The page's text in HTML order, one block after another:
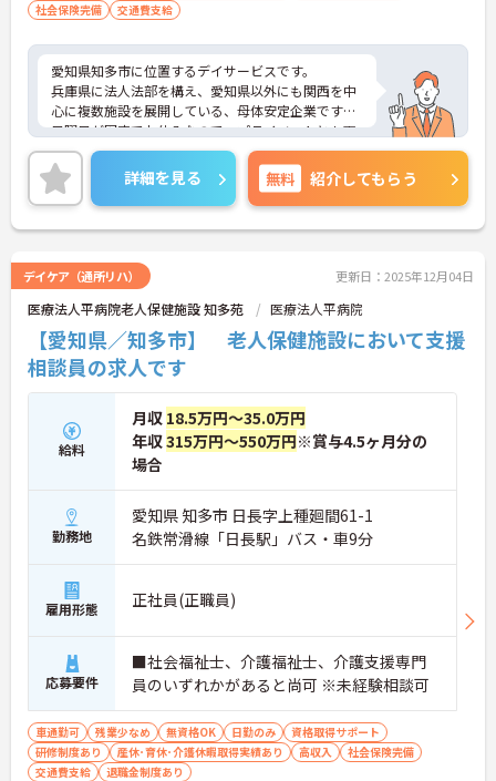
社会保険完備
交通費支給
愛知県知多市に位置するデイサービスです。
兵庫県に法人法部を構え、愛知県以外にも関西を中
心に複数施設を展開している、母体安定企業です。
日曜日が固定でお休みなので、プライベートとも両
立いながら勤務することが可能です。
ご興味をお持ちの方には詳細の情報や面接のポイン
トをお伝えしますのでお気軽にお問い合わせくださ
いませ。
詳細を見る 無料 紹介してもらう
デイケア（通所リハ） 更新日：2025年12月04日
医療法人平病院老人保健施設 知多苑 医療法人平病院
【愛知県／知多市】 老人保健施設において支援
相談員の求人です
給料
月収 18.5万円～35.0万円
年収315万円～550万円※賞与4.5ヶ月分の
場合
勤務地
愛知県 知多市 日長字上種廻間61-1
名鉄常滑線「日長駅」バス・車9分
雇用形態 正社員(正職員)
応募要件
■社会福祉士、介護福祉士、介護支援専門
員のいずれかがあると尚可 ※未経験相談可
車通勤可 残業少なめ 無資格OK 日勤のみ
資格取得サポート
研修制度あり
産休･育休･介護休暇取得実績あり 高収入
社会保険完備
交通費支給
退職金制度あり